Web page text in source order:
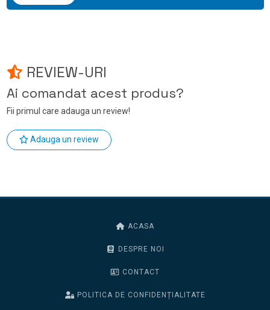
REVIEW-URI
Ai comandat acest produs?
Fii primul care adauga un review!
Adauga un review
ACASA
DESPRE NOI
CONTACT
POLITICA DE CONFIDENȚIALITATE